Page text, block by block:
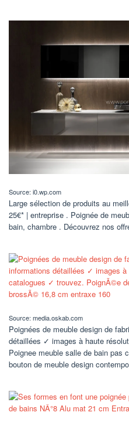
Source: i0.wp.com
Large sélection de produits au
25€* | entreprise . Poignée de
bain, chambre . Découvrez nos
Source: media.oskab.com
Poignées de meuble design de
détaillées ✓ images à haute
Poignee meuble salle de bain pas
bouton de meuble design